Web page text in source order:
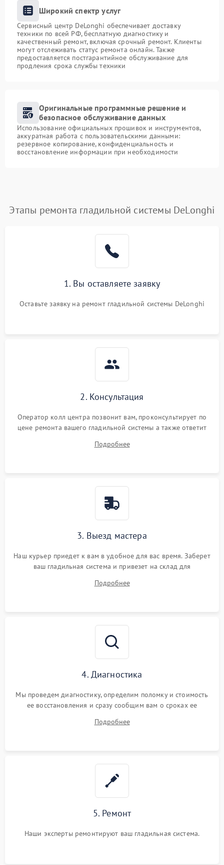
Широкий спектр услуг
Сервисный центр DeLonghi обеспечивает доставку
техники по всей РФ, бесплатную диагностику и
качественный ремонт, включая срочный ремонт. Клиенты
могут отслеживать статус ремонта онлайн. Также
предоставляется постгарантийное обслуживание для
продления срока службы техники
Оригинальные программные решение и
безопасное обслуживание данных
Использование официальных прошивок и инструментов,
аккуратная работа с пользовательскими данными:
резервное копирование, конфиденциальность и
восстановление информации при необходимости
Этапы ремонта гладильной системы DeLonghi
1. Вы оставляете заявку
Оставьте заявку на ремонт гладильной системы DeLonghi
2. Консультация
Оператор колл центра позвонит вам, проконсультирует по
цене ремонта вашего гладильной системы а также ответит
Подробнее
3. Выезд мастера
Наш курьер приедет к вам в удобное для вас время. Заберет
ваш гладильная система и привезет на склад для
Подробнее
4. Диагностика
Мы проведем диагностику, определим поломку и стоимость
ее восстановления и сразу сообщим вам о сроках ее
Подробнее
5. Ремонт
Наши эксперты ремонтируют ваш гладильная система.